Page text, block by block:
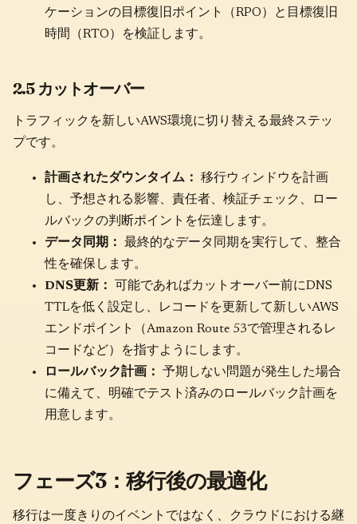
ケーションの目標復旧ポイント（RPO）と目標復旧
時間（RTO）を検証します。
2.5 カットオーバー
トラフィックを新しいAWS環境に切り替える最終ステッ
プです。
計画されたダウンタイム：
移行ウィンドウを計画
し、予想される影響、責任者、検証チェック、ロー
ルバックの判断ポイントを伝達します。
データ同期：
最終的なデータ同期を実行して、整合
性を確保します。
DNS更新：
可能であればカットオーバー前にDNS
TTLを低く設定し、レコードを更新して新しいAWS
エンドポイント（Amazon Route 53で管理されるレ
コードなど）を指すようにします。
ロールバック計画：
予期しない問題が発生した場合
に備えて、明確でテスト済みのロールバック計画を
用意します。
フェーズ3：移行後の最適化
移行は一度きりのイベントではなく、クラウドにおける継